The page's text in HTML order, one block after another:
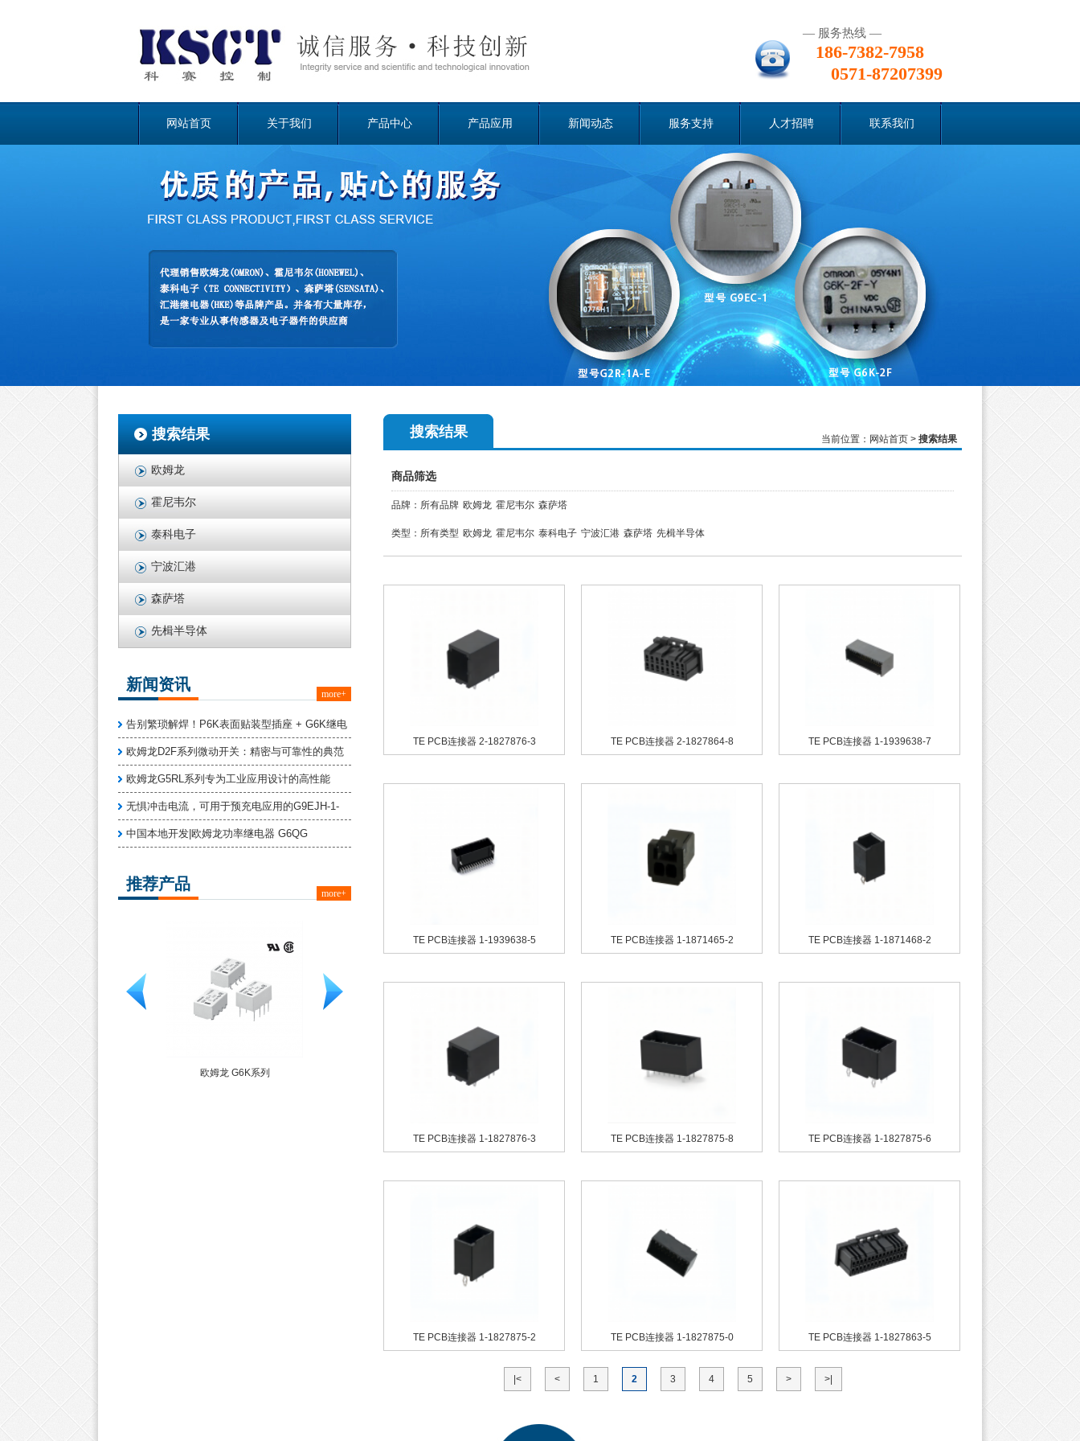
0571-87207399
186-7382-7958
— 服务热线 —
网站首页 关于我们 产品中心 产品应用 新闻动态 服务支持 人才招聘 联系我们
搜索结果
欧姆龙
霍尼韦尔
泰科电子
宁波汇港
森萨塔
先楫半导体
新闻资讯
more+
告别繁琐解焊！P6K表面贴装型插座 + G6K继电
欧姆龙D2F系列微动开关：精密与可靠性的典范
欧姆龙G5RL系列专为工业应用设计的高性能
无惧冲击电流，可用于预充电应用的G9EJH-1-
中国本地开发|欧姆龙功率继电器 G6QG
推荐产品
more+
欧姆龙 G6S系列 欧姆龙 G2R系列 TE 线对板连接器端子 175
搜索结果 当前位置： 网站首页 > 搜索结果
商品筛选
品牌： 所有品牌 欧姆龙 霍尼韦尔 森萨塔
类型： 所有类型 欧姆龙 霍尼韦尔 泰科电子 宁波汇港 森萨塔 先楫半导体
TE PCB连接器 2-1827876-3 TE PCB连接器 2-1827864-8 TE PCB连接器 1-1939638-7
TE PCB连接器 1-1939638-5 TE PCB连接器 1-1871465-2 TE PCB连接器 1-1871468-2
TE PCB连接器 1-1827876-3 TE PCB连接器 1-1827875-8 TE PCB连接器 1-1827875-6
TE PCB连接器 1-1827875-2 TE PCB连接器 1-1827875-0 TE PCB连接器 1-1827863-5
|< < 1 2 3 4 5 > >|